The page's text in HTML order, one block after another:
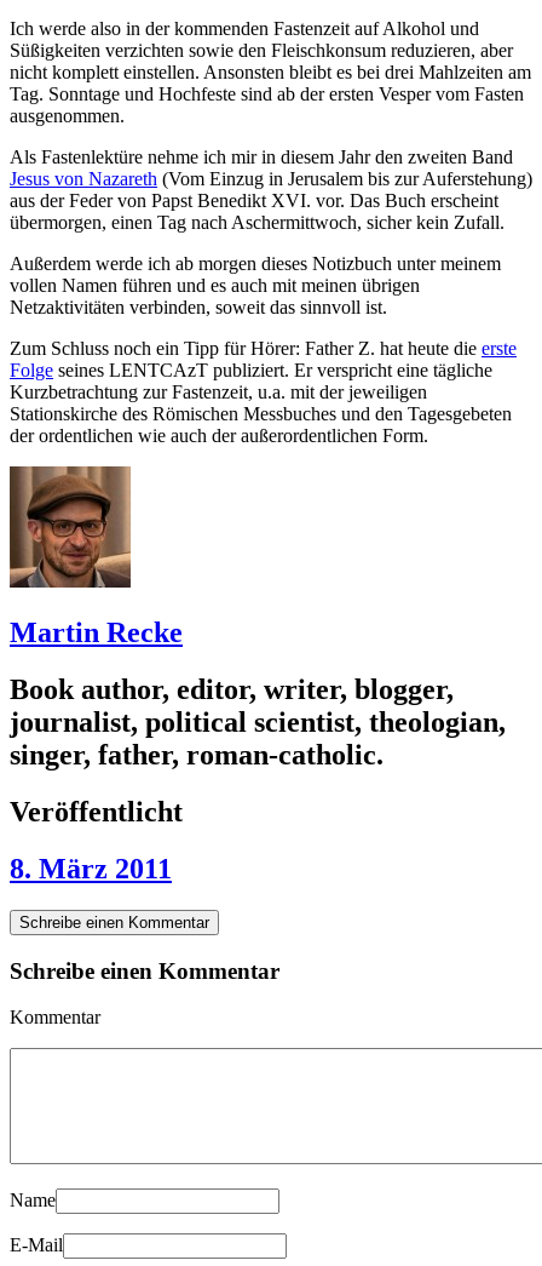
Ich werde also in der kommenden Fastenzeit auf Alkohol und
Süßigkeiten verzichten sowie den Fleischkonsum reduzieren, aber
nicht komplett einstellen. Ansonsten bleibt es bei drei Mahlzeiten am
Tag. Sonntage und Hochfeste sind ab der ersten Vesper vom Fasten
ausgenommen.
Als Fastenlektüre nehme ich mir in diesem Jahr den zweiten Band
Jesus von Nazareth (Vom Einzug in Jerusalem bis zur Auferstehung)
aus der Feder von Papst Benedikt XVI. vor. Das Buch erscheint
übermorgen, einen Tag nach Aschermittwoch, sicher kein Zufall.
Außerdem werde ich ab morgen dieses Notizbuch unter meinem
vollen Namen führen und es auch mit meinen übrigen
Netzaktivitäten verbinden, soweit das sinnvoll ist.
Zum Schluss noch ein Tipp für Hörer: Father Z. hat heute die erste
Folge seines LENTCAzT publiziert. Er verspricht eine tägliche
Kurzbetrachtung zur Fastenzeit, u.a. mit der jeweiligen
Stationskirche des Römischen Messbuches und den Tagesgebeten
der ordentlichen wie auch der außerordentlichen Form.
Martin Recke
Book author, editor, writer, blogger,
journalist, political scientist, theologian,
singer, father, roman-catholic.
Veröffentlicht
8. März 2011
Schreibe einen Kommentar
Schreibe einen Kommentar
Kommentar
Name
E-Mail